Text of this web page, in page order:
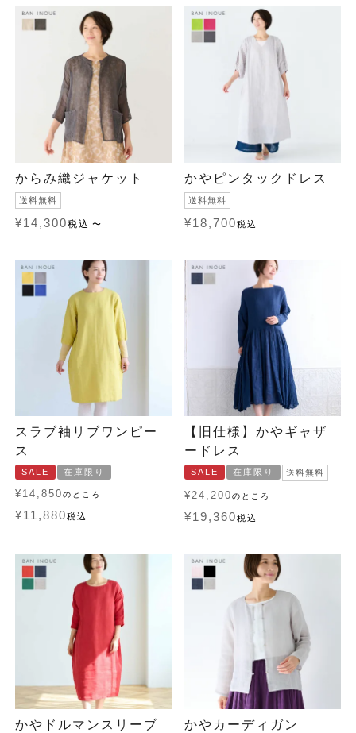
からみ織ジャケット
送料無料
¥14,300税込 〜
かやピンタックドレス
送料無料
¥18,700税込
スラブ袖リブワンピー
ス
SALE 在庫限り
¥ 14,850のところ
¥11,880税込
【旧仕様】かやギャザ
ードレス
SALE 在庫限り 送料無料
¥ 24,200のところ
¥19,360税込
かやドルマンスリーブ
かやカーディガン